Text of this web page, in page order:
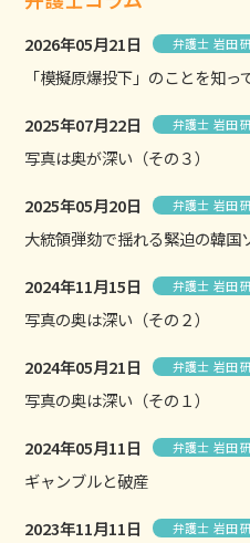
2026年05月21日 弁護士 岩田
「模擬原爆投下」のことを知っ
2025年07月22日 弁護士 岩田
写真は奥が深い（その３）
2025年05月20日 弁護士 岩田
大統領弾劾で揺れる緊迫の韓国
2024年11月15日 弁護士 岩田
写真の奥は深い（その２）
2024年05月21日 弁護士 岩田
写真の奥は深い（その１）
2024年05月11日 弁護士 岩田
ギャンブルと破産
2023年11月11日 弁護士 岩田